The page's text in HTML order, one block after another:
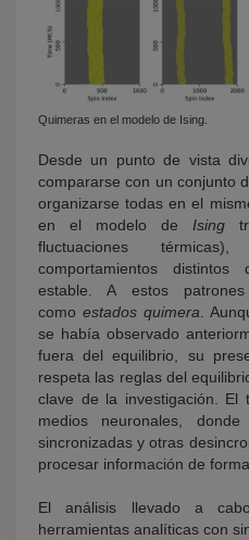
Quimeras en el modelo de Ising.
Desde un punto de vista
compararse con un conjunto
organizarse todas en el
en el modelo de Ising
fluctuaciones
comportamientos
estable. A estos
como estados quimera.
se había observado
fuera del equilibrio, su
respeta las reglas del
clave de la investigación. El
medios neuronales,
sincronizadas y otras
procesar información de
El análisis llevado a
herramientas analíticas con